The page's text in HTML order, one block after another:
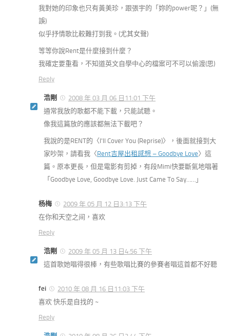
我對她的印象也只有黃美珍，跟張宇的「妳的power呢？」(無
誤)
似乎抒情歌比較難打到我。(尤其女聲)
等等你說Rent是什麼接到什麼？
我確定要重看，不知道英文自學中心的檔案可不可以偷渡(思)
Reply
浩剛
2008 年 03 月 06 日11:01 下午
通常我放的歌都不能下載，只能試聽。
像我這篇放的應該都無法下載吧？
我說的是RENT的〈I'll Cover You (Reprise)〉，後面就接到大
家吵架，請看我〈Rent吉屋出租感想 – Goodbye Love〉這
篇。原本更長，但是電影有剪掉，有段Mimi快要斷氣地唱著
「Goodbye Love, Goodbye Love. Just Came To Say……」
杨梅
2009 年 05 月 12 日3:13 下午
在你和天空之间，喜欢
Reply
浩剛
2009 年 05 月 13 日4:56 下午
這首歌她唱得很棒，有些歌唱比賽的參賽者唱這首都不好聽
fei
2010 年 08 月 16 日11:03 下午
喜欢 快乐是自找的 ~
Reply